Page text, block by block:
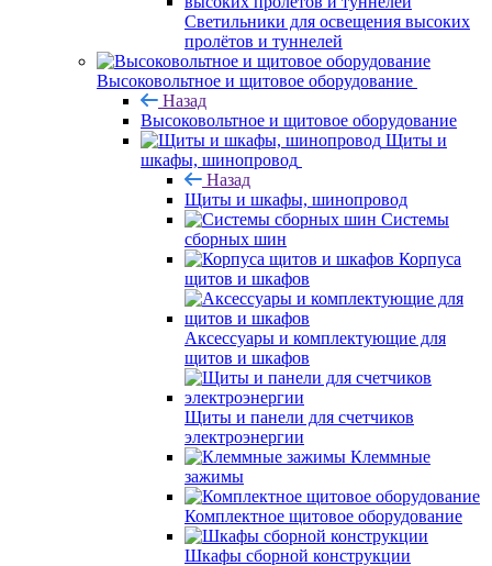
Светильники для освещения высоких
пролётов и туннелей
Высоковольтное и щитовое оборудование
Назад
Высоковольтное и щитовое оборудование
Щиты и
шкафы, шинопровод
Назад
Щиты и шкафы, шинопровод
Системы
сборных шин
Корпуса
щитов и шкафов
Аксессуары и комплектующие для
щитов и шкафов
Щиты и панели для счетчиков
электроэнергии
Клеммные
зажимы
Комплектное щитовое оборудование
Шкафы сборной конструкции